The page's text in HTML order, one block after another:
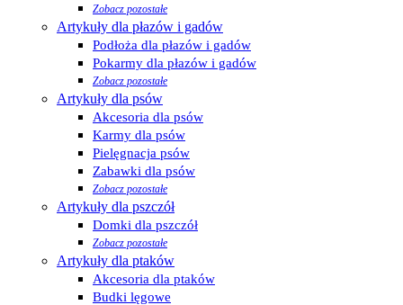
Zobacz pozostałe
Artykuły dla płazów i gadów
Podłoża dla płazów i gadów
Pokarmy dla płazów i gadów
Zobacz pozostałe
Artykuły dla psów
Akcesoria dla psów
Karmy dla psów
Pielęgnacja psów
Zabawki dla psów
Zobacz pozostałe
Artykuły dla pszczół
Domki dla pszczół
Zobacz pozostałe
Artykuły dla ptaków
Akcesoria dla ptaków
Budki lęgowe